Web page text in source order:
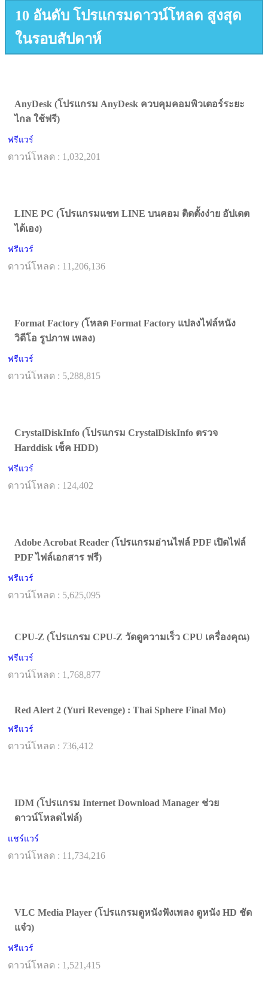
10 อันดับ โปรแกรมดาวน์โหลด สูงสุด
ในรอบสัปดาห์
AnyDesk (โปรแกรม AnyDesk ควบคุมคอมพิวเตอร์ระยะ
ไกล ใช้ฟรี)
ฟรีแวร์
ดาวน์โหลด : 1,032,201
LINE PC (โปรแกรมแชท LINE บนคอม ติดตั้งง่าย อัปเดต
ได้เอง)
ฟรีแวร์
ดาวน์โหลด : 11,206,136
Format Factory (โหลด Format Factory แปลงไฟล์หนัง
วิดีโอ รูปภาพ เพลง)
ฟรีแวร์
ดาวน์โหลด : 5,288,815
CrystalDiskInfo (โปรแกรม CrystalDiskInfo ตรวจ
Harddisk เช็ค HDD)
ฟรีแวร์
ดาวน์โหลด : 124,402
Adobe Acrobat Reader (โปรแกรมอ่านไฟล์ PDF เปิดไฟล์
PDF ไฟล์เอกสาร ฟรี)
ฟรีแวร์
ดาวน์โหลด : 5,625,095
CPU-Z (โปรแกรม CPU-Z วัดดูความเร็ว CPU เครื่องคุณ)
ฟรีแวร์
ดาวน์โหลด : 1,768,877
Red Alert 2 (Yuri Revenge) : Thai Sphere Final Mo)
ฟรีแวร์
ดาวน์โหลด : 736,412
IDM (โปรแกรม Internet Download Manager ช่วย
ดาวน์โหลดไฟล์)
แชร์แวร์
ดาวน์โหลด : 11,734,216
VLC Media Player (โปรแกรมดูหนังฟังเพลง ดูหนัง HD ชัด
แจ๋ว)
ฟรีแวร์
ดาวน์โหลด : 1,521,415